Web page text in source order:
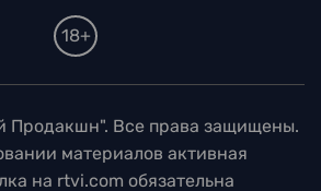
18+
Все права защищены.
материалов активная
на rtvi.com обязательна